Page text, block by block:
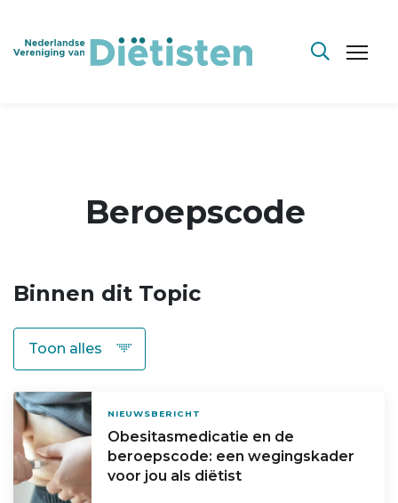
Beroepscode
Binnen dit Topic
NIEUWSBERICHT
Obesitasmedicatie en de
beroepscode: een wegingskader
voor jou als diëtist